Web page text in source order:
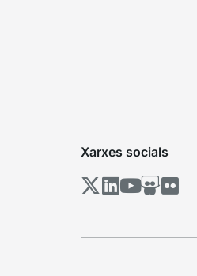
Xarxes socials